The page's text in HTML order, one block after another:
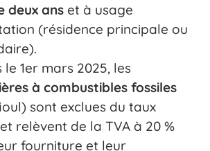
deux ans et à usage
(résidence principale ou
le 1er mars 2025, les
à combustibles fossiles
sont exclues du taux
relèvent de la TVA à 20 %
fourniture et leur